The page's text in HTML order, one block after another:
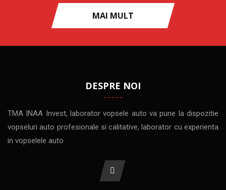
MAI MULT
DESPRE NOI
TMA INAA Invest, laborator vopsele auto va pune la dispozitie
vopseluri auto profesionale si calitative, laborator cu experienta
in vopselele auto